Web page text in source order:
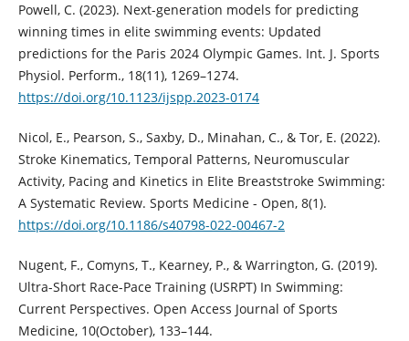
Powell, C. (2023). Next-generation models for predicting
winning times in elite swimming events: Updated
predictions for the Paris 2024 Olympic Games. Int. J. Sports
Physiol. Perform., 18(11), 1269–1274.
https://doi.org/10.1123/ijspp.2023-0174
Nicol, E., Pearson, S., Saxby, D., Minahan, C., & Tor, E. (2022).
Stroke Kinematics, Temporal Patterns, Neuromuscular
Activity, Pacing and Kinetics in Elite Breaststroke Swimming:
A Systematic Review. Sports Medicine - Open, 8(1).
https://doi.org/10.1186/s40798-022-00467-2
Nugent, F., Comyns, T., Kearney, P., & Warrington, G. (2019).
Ultra-Short Race-Pace Training (USRPT) In Swimming:
Current Perspectives. Open Access Journal of Sports
Medicine, 10(October), 133–144.